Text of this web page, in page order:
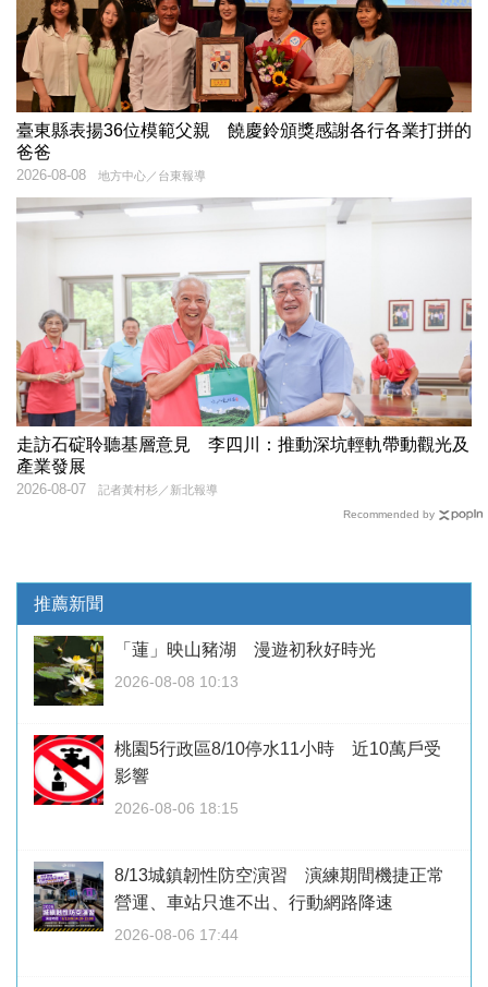
臺東縣表揚36位模範父親 饒慶鈴頒獎感謝各行各業打拼的
爸爸
地方中心／台東報導
2026-08-08
走訪石碇聆聽基層意見 李四川：推動深坑輕軌帶動觀光及
產業發展
記者黃村杉／新北報導
2026-08-07
Recommended by
推薦新聞
「蓮」映山豬湖 漫遊初秋好時光
2026-08-08 10:13
桃園5行政區8/10停水11小時 近10萬戶受
影響
2026-08-06 18:15
8/13城鎮韌性防空演習 演練期間機捷正常
營運、車站只進不出、行動網路降速
2026-08-06 17:44